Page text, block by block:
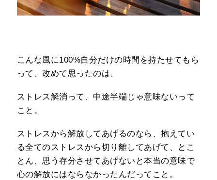
こんな風に100%自分だけの時間を持たせてもら
って、改めて思ったのは、
ストレス解消って、中途半端じゃ意味ないって
こと。
ストレスから解放してあげるのなら、抱えてい
る全てのストレスから切り離してあげて、とこ
とん、思う存分させてあげないと本当の意味で
心の解放にはならなかったんだってこと。